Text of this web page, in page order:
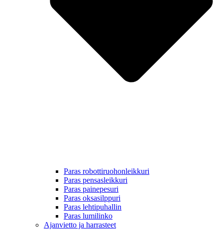
Paras robottiruohonleikkuri
Paras pensasleikkuri
Paras painepesuri
Paras oksasilppuri
Paras lehtipuhallin
Paras lumilinko
Ajanvietto ja harrasteet